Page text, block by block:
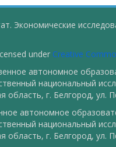
Экономические
under Creative
автономное
национальный
область, г. Белгород, ул.
автономное
национальный
область, г. Белгород, ул.